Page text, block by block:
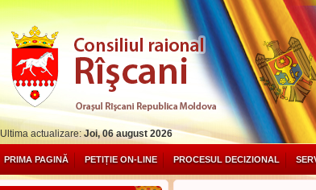
Ultima actualizare:Joi, 06 august 2026
PRIMA PAGINĂ PETIȚIE ON-LINE PROCESUL DECIZIONAL